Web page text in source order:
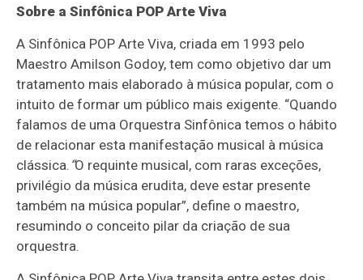
Sobre a Sinfônica POP Arte Viva
A Sinfônica POP Arte Viva, criada em 1993 pelo
Maestro Amilson Godoy, tem como objetivo dar um
tratamento mais elaborado à música popular, com o
intuito de formar um público mais exigente. “Quando
falamos de uma Orquestra Sinfônica temos o hábito
de relacionar esta manifestação musical à música
clássica. “O requinte musical, com raras exceções,
privilégio da música erudita, deve estar presente
também na música popular”, define o maestro,
resumindo o conceito pilar da criação de sua
orquestra.